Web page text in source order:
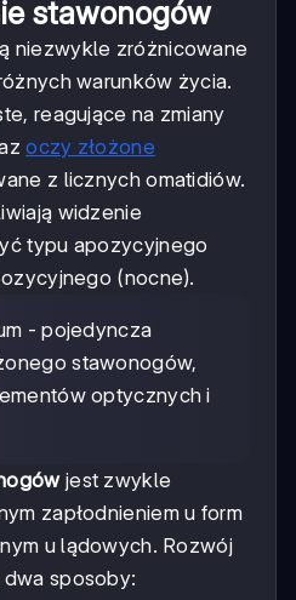
stawonogów
niezwykle zróżnicowane
warunków życia.
reagujące na zmiany
oczy złożone
z licznych omatidiów.
widzenie
typu apozycyjnego
(nocne).
- pojedyncza
stawonogów,
optycznych i
jest zwykle
zapłodnieniem u form
u lądowych. Rozwój
sposoby: